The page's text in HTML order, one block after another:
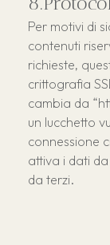
Per motivi di
contenuti
richieste,
crittografia
cambia da
un lucchetto
connessione
attiva i dati
da terzi.